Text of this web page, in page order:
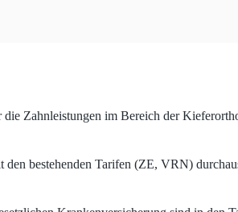
Zahnleistungen im Bereich der
den bestehenden Tarifen (ZE, VRN)